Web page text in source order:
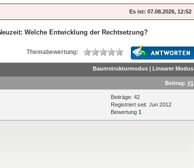
Es ist: 07.08.2026, 12:52
Welche Entwicklung der Rechtsetzung?
Themabewertung:
Baumstrukturmodus | Linearer Modus
Beitrag: #1
Beiträge: 42
Registriert seit: Jun 2012
Bewertung 1